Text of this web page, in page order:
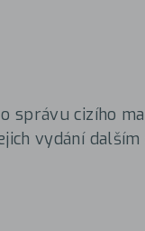
o správu cizího
vydání